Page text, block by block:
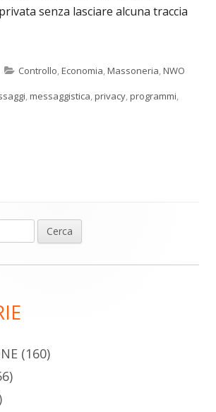
senza lasciare alcuna traccia
Categorie
Controllo,Economia,Massoneria,NWO
,messaggistica,privacy,programmi,
(160)